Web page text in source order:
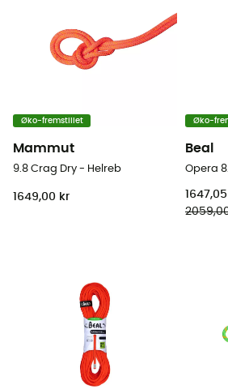
Øko-fremstillet
Mammut
9.8 Crag Dry - Helreb
1649,00 kr
Øko-
Beal